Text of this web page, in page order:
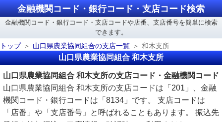
金融機関コード・銀行コード・支店コード検索
金融機関コード・銀行コード・支店コードや店番、支店番号を簡単に検索
できます。
トップ
山口県農業協同組合の支店一覧 和木支所
山口県農業協同組合 和木支所
山口県農業協同組合 和木支所の支店コード・金融機関コード
山口県農業協同組合 和木支所の支店コードは「201」、金融
機関コード・銀行コードは「8134」です。 支店コードは
「店番」や「支店番号」と呼ばれることもあります。 振込先